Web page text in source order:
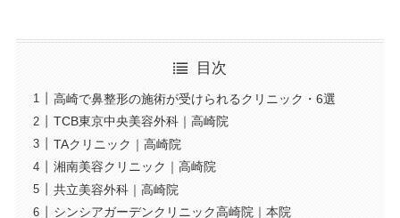
目次
高崎で鼻整形の施術が受けられるクリニック・6選
TCB東京中央美容外科｜高崎院
TAクリニック｜高崎院
湘南美容クリニック｜高崎院
共立美容外科｜高崎院
シンシアガーデンクリニック高崎院｜本院